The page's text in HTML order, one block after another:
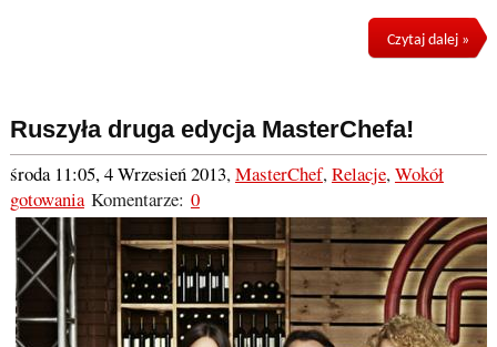
Czytaj dalej »
Ruszyła druga edycja MasterChefa!
środa 11:05, 4 Wrzesień 2013,MasterChef,Relacje,Wokół
gotowaniaKomentarze: 0